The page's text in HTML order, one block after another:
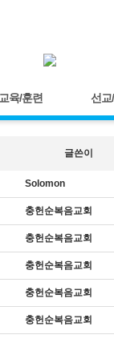
교육/훈련 선교
글쓴이
Solomon
충헌순복음교회
충헌순복음교회
충헌순복음교회
충헌순복음교회
충헌순복음교회